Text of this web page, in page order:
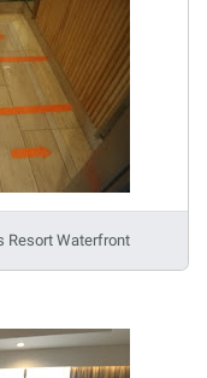
Resort Waterfront